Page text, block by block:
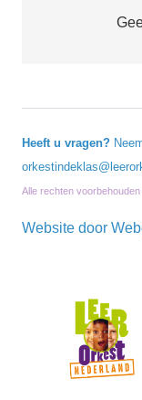
Heeft u vragen?
Alle rechten
Website door